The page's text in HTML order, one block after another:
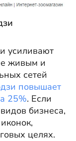
усиливают
живым и
сетей
повышает
25%. Если
бизнеса,
целях.